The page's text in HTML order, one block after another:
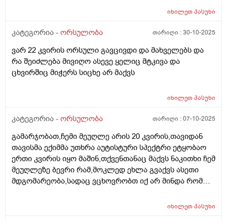
ნაადრევი მშობიარობის,მაქვს ამ ბოლოს წელის
და ხაჭოსებრი გამონადენი,ნაცხის ანალიზმა კანდიდა
იხილეთპასუხი
კატეგორია - ორსულობა თარიღი :30-10-2025
ვარ 22 კვირის ორსული გავცივდი და მახველებს და
რა შეიძლება მივიღო ასევე ყელიც მტკივა და
ცხვირშიც მიჭერს სიცხე არ მაქვს
იხილეთპასუხი
კატეგორია - ორსულობა თარიღი :07-10-2025
გამარჯობათ,ჩემი მეუღლე არის 20 კვირის,თავიდან
თავისმა ექიმმა უთხრა აუტისტური სპექტრი ეტყობაო
ერთი კვირის იყო მაშინ,თქვენთანაც მაქვს ნაკითხი ჩემ
მეუღლეზე ბევრი რამ,მოკლედ ეხლა გვაქვს ასეთი
მდგომარეობა,სადაც ვცხოვრობთ იქ არ მინდა რომ
იხილეთპასუხი